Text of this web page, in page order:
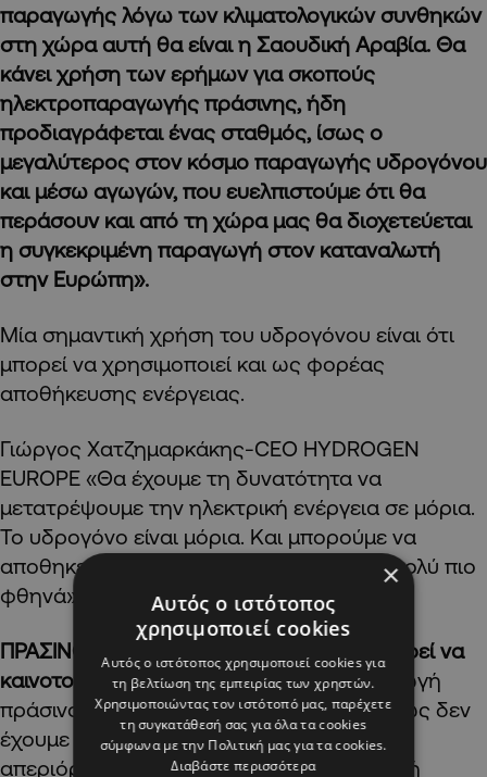
παραγωγής λόγω των κλιματολογικών συνθηκών
στη χώρα αυτή θα είναι η Σαουδική Αραβία. Θα
κάνει χρήση των ερήμων για σκοπούς
ηλεκτροπαραγωγής πράσινης, ήδη
προδιαγράφεται ένας σταθμός, ίσως ο
μεγαλύτερος στον κόσμο παραγωγής υδρογόνου
και μέσω αγωγών, που ευελπιστούμε ότι θα
περάσουν και από τη χώρα μας θα διοχετεύεται
η συγκεκριμένη παραγωγή στον καταναλωτή
στην Ευρώπη».
Μία σημαντική χρήση του υδρογόνου είναι ότι
μπορεί να χρησιμοποιεί και ως φορέας
αποθήκευσης ενέργειας.
Γιώργος Χατζημαρκάκης-CEO HYDROGEN
EUROPE «Θα έχουμε τη δυνατότητα να
μετατρέψουμε την ηλεκτρική ενέργεια σε μόρια.
Το υδρογόνο είναι μόρια. Και μπορούμε να
αποθηκεύουμε την ενέργεια για χρόνια πολύ πιο
φθηνά».
ΠΡΑΣΙΝΟ ΥΔΡΟΓΟΝΟ-
Πώς η Κύπρος μπορεί να
καινοτομήσει Το πρόβλημα με την παραγωγή
πράσινου υδρογόνου στην Κύπρο είναι πως δεν
έχουμε τη δυνατότητα της εγκατάστασης
απεριόριστων εκτάσεων φωτοβολταϊκών ή
×
Αυτός ο ιστότοπος
χρησιμοποιεί cookies
Αυτός ο ιστότοπος χρησιμοποιεί cookies για
τη βελτίωση της εμπειρίας των χρηστών.
Χρησιμοποιώντας τον ιστότοπό μας, παρέχετε
τη συγκατάθεσή σας για όλα τα cookies
σύμφωνα με την Πολιτική μας για τα cookies.
Διαβάστε περισσότερα